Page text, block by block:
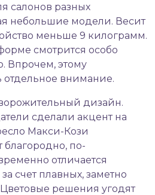
салонов разных
небольшие модели. Весит
меньше 9 килограмм.
смотрится особо
Впрочем, этому
внимание.
дизайн.
сделали акцент на
Макси-Кози
по-
отличается
счет плавных, заметно
решения угодят